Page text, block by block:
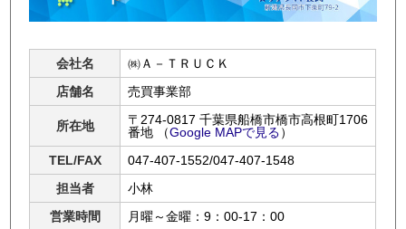
会社名
㈱Ａ－ＴＲＵＣＫ
店舗名
売買事業部
所在地
〒274-0817 千葉県船橋市橋市高根町1706
番地
（Google MAPで見る）
TEL/FAX
047-407-1552/047-407-1548
担当者
小林
営業時間
月曜～金曜：9：00-17：00